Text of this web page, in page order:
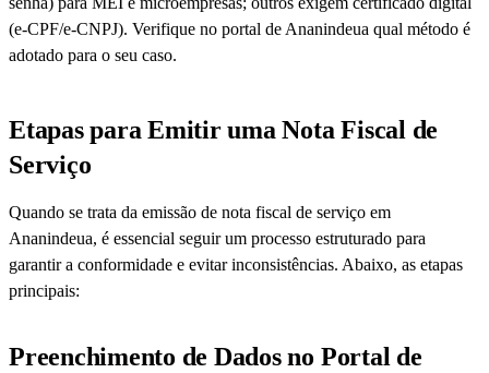
(e-CPF/e-CNPJ). Verifique no portal de Ananindeua qual método é
adotado para o seu caso.
Etapas para Emitir uma Nota Fiscal de
Serviço
Quando se trata da emissão de nota fiscal de serviço em
Ananindeua, é essencial seguir um processo estruturado para
garantir a conformidade e evitar inconsistências. Abaixo, as etapas
principais:
Preenchimento de Dados no Portal de